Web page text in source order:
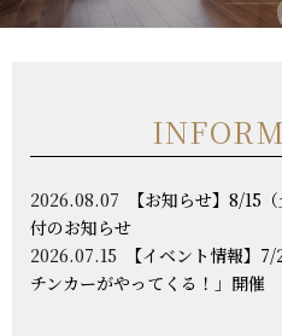
2026.08.07
【お知らせ】8/15
付のお知らせ
2026.07.15
【イベント情報】
チンカーがやってくる！」開催